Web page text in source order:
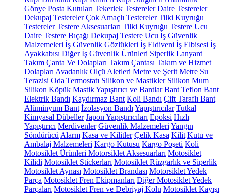
Gönye Posta Kutuları Tekerlek Testereler Daire Testereler
Dekupaj Testereler Çok Amaçlı Testereler Tilki Kuyruğu
Testereler Testere Aksesuarları Tilki Kuyruğu Testere Ucu
Daire Testere Bıçağı Dekupaj Testere Ucu İş Güvenlik
Malzemeleri İş Güvenlik Gözlükleri İş Eldiveni İş Elbisesi İş
Ayakkabısı Diğer İş Güvenlik Ürünleri Siperlik Lanyard
Takım Çanta Ve Dolapları Takım Çantası Takım ve Hizmet
Dolapları Avadanlık Ölçü Aletleri Metre ve Şerit Metre Su
Terazisi Oda Termostatı Silikon ve Mastikler Silikon Mum
Silikon Köpük MastikYapıştırıcı ve Bantlar Bant Teflon Bant
Elektrik Bandı Kaydırmaz Bant Koli Bandı Çift Taraflı Bant
Alüminyum Bant İzolasyon Bandı Yapıştırıcılar Tutkal
Kimyasal Dübeller Japon Yapıştırıcıları Epoksi Hızlı
Yapıştırıcı Merdivenler Güvenlik Malzemeleri Yangın
Söndürücü Alarm Kasa ve Kilitler Çelik Kasa Kilit Kutu ve
Ambalaj Malzemeleri Kargo Kutusu Kargo Poşeti Koli
Motosiklet Ürünleri Motorsiklet Aksesuarları Motosiklet
Kilidi Motosiklet Stickerları Motosiklet Rüzgarlık ve Siperlik
Motosiklet Aynası Motosiklet Brandası Motorsiklet Yedek
Parça Motosiklet Fren Ekipmanları Diğer Motosiklet Yedek
Parçaları Motosiklet Fren ve Debriyaj Kolu Motosiklet Kayışı